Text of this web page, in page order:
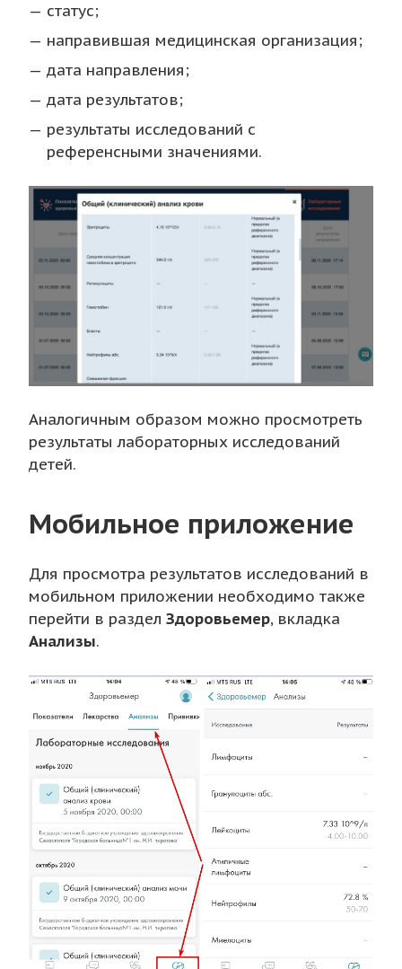
статус;
направившая медицинская организация;
дата направления;
дата результатов;
результаты исследований с
референсными значениями.
Аналогичным образом можно просмотреть
результаты лабораторных исследований
детей.
Мобильное приложение
Для просмотра результатов исследований в
мобильном приложении необходимо также
перейти в раздел Здоровьемер, вкладка
Анализы.